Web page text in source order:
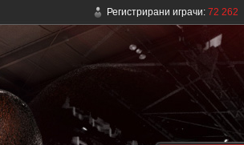
Регистрирани играчи: 72 262